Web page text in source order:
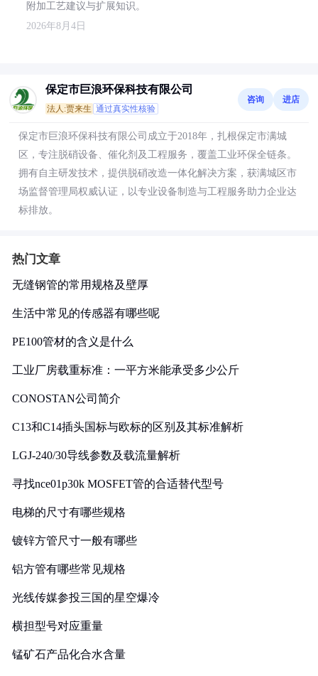
附加工艺建议与扩展知识。
2026年8月4日
保定市巨浪环保科技有限公司
法人:贾来生 通过真实性核验
咨询 进店
保定市巨浪环保科技有限公司成立于2018年，扎根保定市满城
区，专注脱硝设备、催化剂及工程服务，覆盖工业环保全链条。
拥有自主研发技术，提供脱硝改造一体化解决方案，获满城区市
场监督管理局权威认证，以专业设备制造与工程服务助力企业达
标排放。
热门文章
无缝钢管的常用规格及壁厚
生活中常见的传感器有哪些呢
PE100管材的含义是什么
工业厂房载重标准：一平方米能承受多少公斤
CONOSTAN公司简介
C13和C14插头国标与欧标的区别及其标准解析
LGJ-240/30导线参数及载流量解析
寻找nce01p30k MOSFET管的合适替代型号
电梯的尺寸有哪些规格
镀锌方管尺寸一般有哪些
铝方管有哪些常见规格
光线传媒参投三国的星空爆冷
横担型号对应重量
锰矿石产品化合水含量